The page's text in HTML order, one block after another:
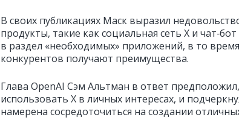
В своих публикациях Маск выразил
продукты, такие как социальная сеть X и
в раздел «необходимых» приложений, в то
конкурентов получают преимущества.
Глава OpenAI Сэм Альтман в ответ
использовать X в личных интересах, и
намерена сосредоточиться на создании